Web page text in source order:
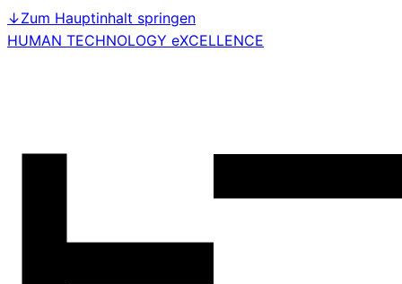
↓Zum Hauptinhalt springen
HUMAN TECHNOLOGY eXCELLENCE